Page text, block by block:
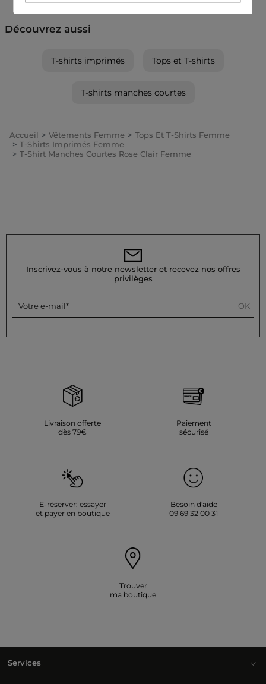
Découvrez aussi
T-shirts imprimés Tops et T-shirts
T-shirts manches courtes
Accueil Vêtements Femme
Tops Et T-Shirts Femme
T-Shirts Imprimés Femme
T-Shirt Manches Courtes Rose Clair Femme
Inscrivez-vous à notre newsletter et recevez nos offres
privilèges
Votre e-mail OK
Livraison offerte
dès 79€
Paiement
sécurisé
E-réserver: essayer
et payer en boutique
Besoin d'aide
09 69 32 00 31
Trouver
ma boutique
Services